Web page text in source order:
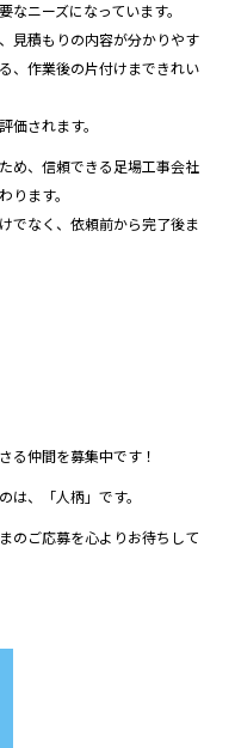
ニーズになっています。
見積もりの内容が分かりやす
、作業後の片付けまできれい
価されます。
め、信頼できる足場工事会社
ります。
でなく、依頼前から完了後ま
る仲間を募集中です！
、「人柄」です。
のご応募を心よりお待ちして